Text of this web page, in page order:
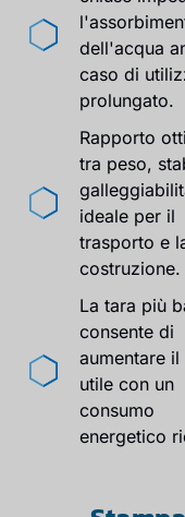
dell'acqua
caso di
prolungato.
Rapporto
tra peso,
ideale per il
trasporto e
costruzione.
La tara più
consente di
aumentare
utile con un
consumo
energetico